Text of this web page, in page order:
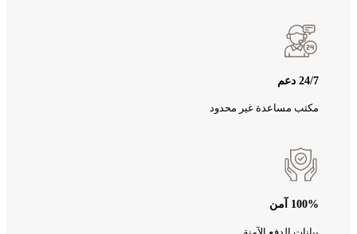
24/7 دعم
مكتب مساعدة غير محدود
100% آمن